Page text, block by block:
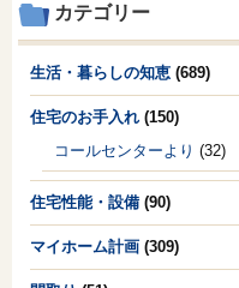
カテゴリー
生活・暮らしの知恵 (689)
住宅のお手入れ (150)
コールセンターより (32)
住宅性能・設備 (90)
マイホーム計画 (309)